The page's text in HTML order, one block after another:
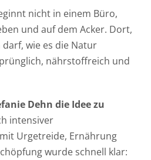
nicht in einem Büro,
und auf dem Acker. Dort,
wie es die Natur
nährstoffreich und
Dehn die Idee zu
intensiver
Urgetreide, Ernährung
wurde schnell klar: